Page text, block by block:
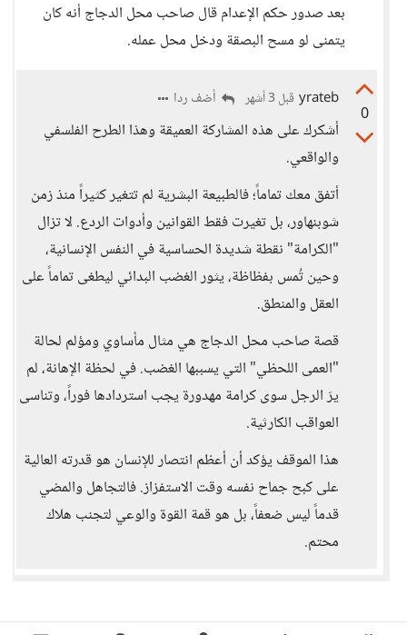
بعد صدور حكم الإعدام قال صاحب محل الدجاج أنه كان
يتمنى لو مسح البصقة ودخل محل عمله.
0
yrateb قبل 3 أشهر أضف ردا
أشكرك على هذه المشاركة العميقة وهذا الطرح الفلسفي
والواقعي.
أتفق معك تماماً؛ فالطبيعة البشرية لم تتغير كثيراً منذ زمن
شوبنهاور، بل تغيرت فقط القوانين وأدوات الردع. لا تزال
"الكرامة" نقطة شديدة الحساسية في النفس الإنسانية،
وحين تُمس بفظاظة، يثور الغضب البدائي ليطغى تماماً على
العقل والمنطق.
قصة صاحب محل الدجاج هي مثال مأساوي ومؤلم لحالة
"العمى اللحظي" التي يسببها الغضب. في لحظة الإهانة، لم
يرَ الرجل سوى كرامة مهدورة يجب استردادها فوراً، وتناسى
العواقب الكارثية.
هذا الموقف يؤكد أن أعظم انتصار للإنسان هو قدرته العالية
على كبح جماح نفسه وقت الاستفزاز. فالتجاهل والمضي
قدماً ليس ضعفاً، بل هو قمة القوة والوعي لتجنب هلاك
محتم.